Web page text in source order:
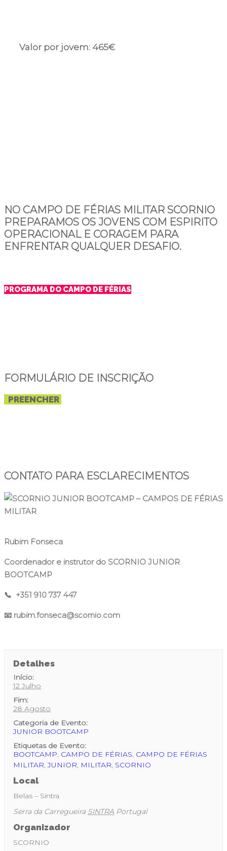
Valor por jovem: 465€
NO CAMPO DE FÉRIAS MILITAR SCORNIO
PREPARAMOS OS JOVENS COM ESPIRITO
OPERACIONAL E CORAGEM PARA
ENFRENTAR QUALQUER DESAFIO.
PROGRAMA DO CAMPO DE FÉRIAS
FORMULÁRIO DE INSCRIÇÃO
PREENCHER
CONTATO PARA ESCLARECIMENTOS
Rubim Fonseca
Coordenador e instrutor do SCORNIO JUNIOR
BOOTCAMP
📞 +351 910 737 447
📧 rubim.fonseca@scornio.com
Detalhes
Início:
12 Julho
Fim:
28 Agosto
Categoria de Evento:
JUNIOR BOOTCAMP
Etiquetas de Evento:
BOOTCAMP, CAMPO DE FÉRIAS, CAMPO DE FÉRIAS
MILITAR,JUNIOR, MILITAR, SCORNIO
Local
Belas – Sintra
Serra da Carregueira SINTRA Portugal
Organizador
SCORNIO